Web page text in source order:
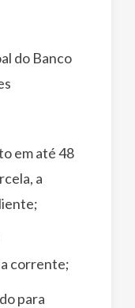
do Banco
em até 48
a
corrente;
para